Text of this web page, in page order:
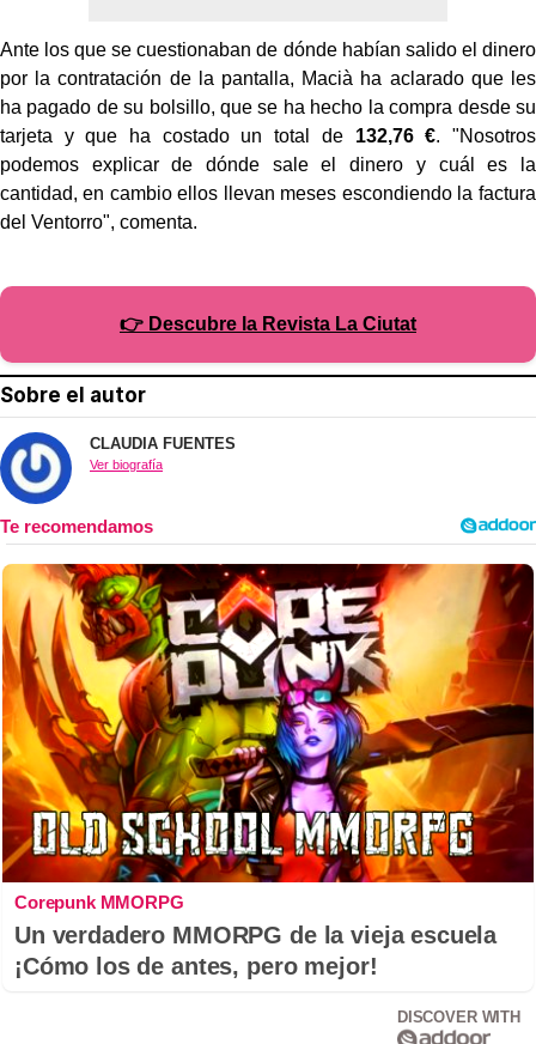
Ante los que se cuestionaban de dónde habían salido el dinero
por la contratación de la pantalla, Macià ha aclarado que les
ha pagado de su bolsillo, que se ha hecho la compra desde su
tarjeta y que ha costado un total de 132,76 €. "Nosotros
podemos explicar de dónde sale el dinero y cuál es la
cantidad, en cambio ellos llevan meses escondiendo la factura
del Ventorro", comenta.
👉 Descubre la Revista La Ciutat
Sobre el autor
CLAUDIA FUENTES
Ver biografía
Corepunk MMORPG
Un verdadero MMORPG de la vieja escuela
¡Cómo los de antes, pero mejor!
DISCOVER WITH